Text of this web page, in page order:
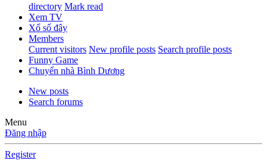
directory Mark read
Xem TV
Xổ số đây
Members
Current visitors New profile posts Search profile posts
Funny Game
Chuyển nhà Bình Dương
New posts
Search forums
Menu
Đăng nhập
Register